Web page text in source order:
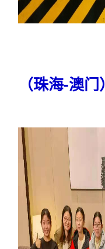
（珠海-澳门）